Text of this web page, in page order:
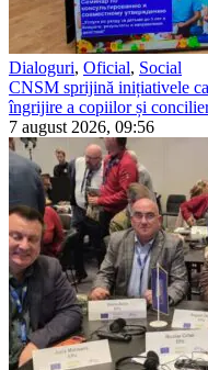
Dialoguri, Oficial, Social
CNSM sprijină inițiativele
îngrijire a copiilor și
7 august 2026, 09:56